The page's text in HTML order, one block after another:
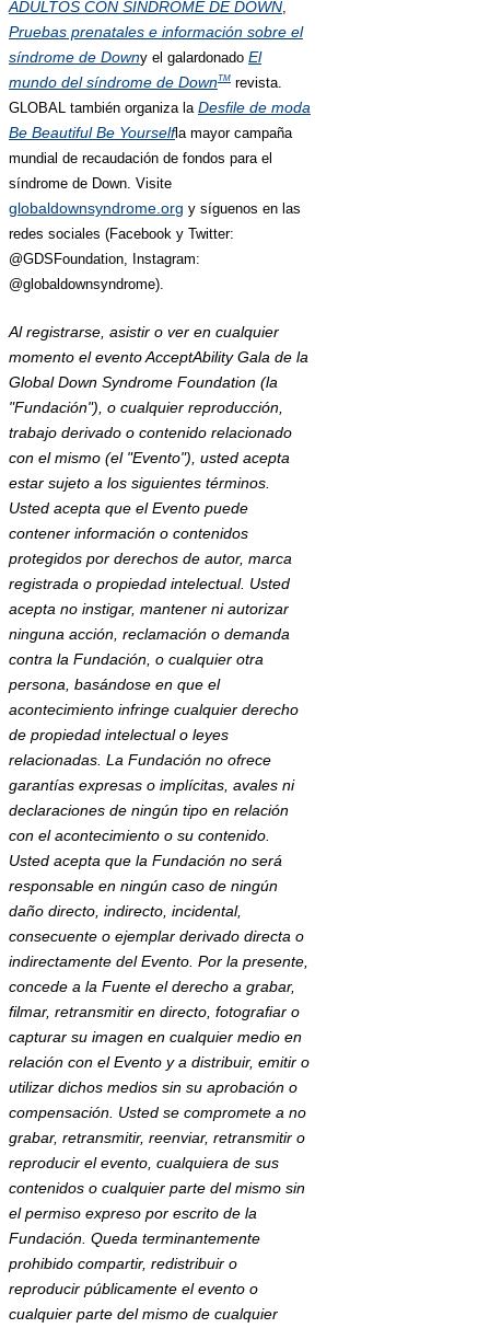
ADULTOS CON SÍNDROME DE DOWN,
Pruebas prenatales e información sobre el
síndrome de Downy el galardonado El
mundo del síndrome de DownTM revista.
GLOBAL también organiza la Desfile de moda
Be Beautiful Be Yourselfla mayor campaña
mundial de recaudación de fondos para el
síndrome de Down. Visite
globaldownsyndrome.org y síguenos en las
redes sociales (Facebook y Twitter:
@GDSFoundation, Instagram:
@globaldownsyndrome).
Al registrarse, asistir o ver en cualquier
momento el evento AcceptAbility Gala de la
Global Down Syndrome Foundation (la
"Fundación"), o cualquier reproducción,
trabajo derivado o contenido relacionado
con el mismo (el "Evento"), usted acepta
estar sujeto a los siguientes términos.
Usted acepta que el Evento puede
contener información o contenidos
protegidos por derechos de autor, marca
registrada o propiedad intelectual. Usted
acepta no instigar, mantener ni autorizar
ninguna acción, reclamación o demanda
contra la Fundación, o cualquier otra
persona, basándose en que el
acontecimiento infringe cualquier derecho
de propiedad intelectual o leyes
relacionadas. La Fundación no ofrece
garantías expresas o implícitas, avales ni
declaraciones de ningún tipo en relación
con el acontecimiento o su contenido.
Usted acepta que la Fundación no será
responsable en ningún caso de ningún
daño directo, indirecto, incidental,
consecuente o ejemplar derivado directa o
indirectamente del Evento. Por la presente,
concede a la Fuente el derecho a grabar,
filmar, retransmitir en directo, fotografiar o
capturar su imagen en cualquier medio en
relación con el Evento y a distribuir, emitir o
utilizar dichos medios sin su aprobación o
compensación. Usted se compromete a no
grabar, retransmitir, reenviar, retransmitir o
reproducir el evento, cualquiera de sus
contenidos o cualquier parte del mismo sin
el permiso expreso por escrito de la
Fundación. Queda terminantemente
prohibido compartir, redistribuir o
reproducir públicamente el evento o
cualquier parte del mismo de cualquier